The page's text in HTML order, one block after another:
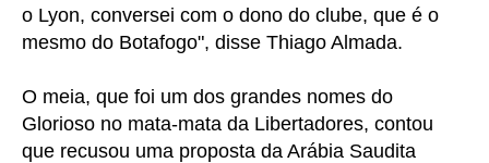
o Lyon, conversei com o dono do clube, que é o
mesmo do Botafogo", disse Thiago Almada.
O meia, que foi um dos grandes nomes do
Glorioso no mata-mata da Libertadores, contou
que recusou uma proposta da Arábia Saudita